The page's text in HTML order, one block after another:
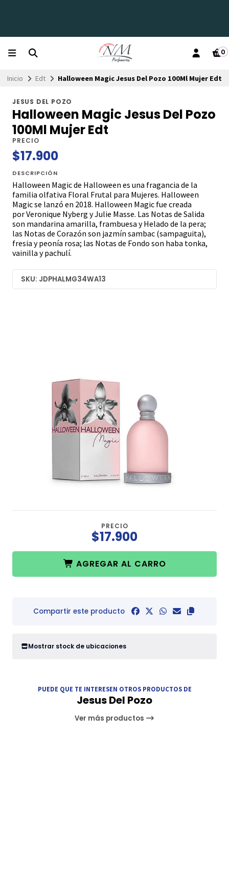
0
Inicio Edt Halloween Magic Jesus Del Pozo 100Ml Mujer Edt
JESUS DEL POZO
Halloween Magic Jesus Del Pozo
100Ml Mujer Edt
PRECIO
$17.900
DESCRIPCIÓN
Halloween Magic de Halloween es una fragancia de la
familia olfativa Floral Frutal para Mujeres. Halloween
Magic se lanzó en 2018. Halloween Magic fue creada
por Veronique Nyberg y Julie Masse. Las Notas de Salida
son mandarina amarilla, frambuesa y Helado de la pera;
las Notas de Corazón son jazmín sambac (sampaguita),
fresia y peonía rosa; las Notas de Fondo son haba tonka,
vainilla y pachulí.
SKU: JDPHALMG34WA13
PRECIO
$17.900
AGREGAR AL CARRO
Compartir este producto
Mostrar stock de ubicaciones
PUEDE QUE TE INTERESEN OTROS PRODUCTOS DE
Jesus Del Pozo
Ver más productos